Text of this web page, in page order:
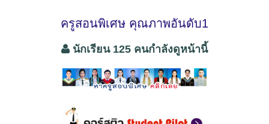
ครูสอนพิเศษ คุณภาพอันดับ1
นักเรียน 125 คนกำลังดูหน้านี้